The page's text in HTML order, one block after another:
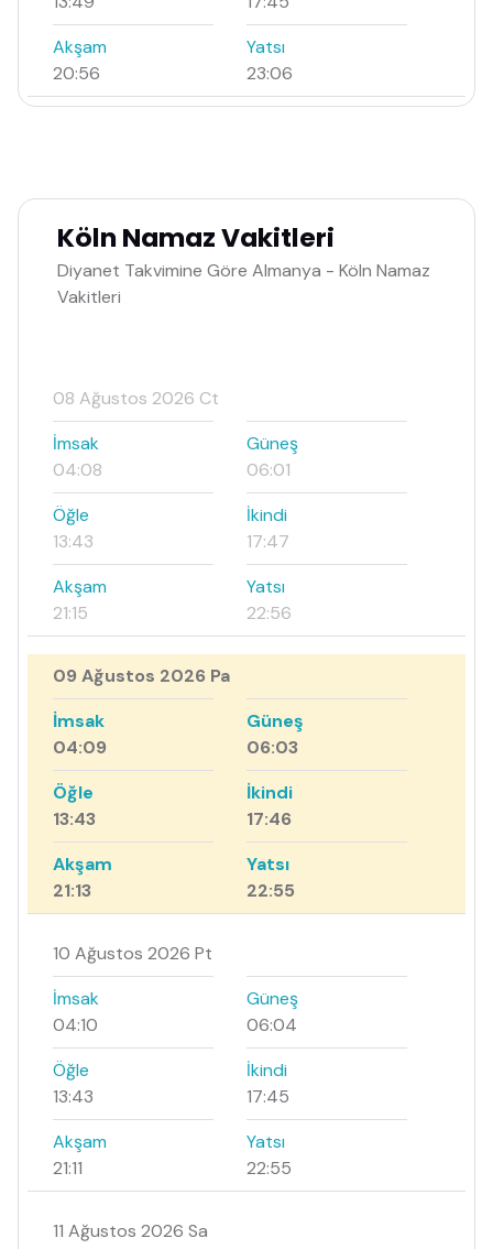
Akşam
20:56
Yatsı
23:06
Köln Namaz Vakitleri
Diyanet Takvimine Göre Almanya - Köln Namaz
Vakitleri
08 Ağustos 2026 Ct
İmsak
04:08
Güneş
06:01
Öğle
13:43
İkindi
17:47
Akşam
21:15
Yatsı
22:56
09 Ağustos 2026 Pa
İmsak
04:09
Güneş
06:03
Öğle
13:43
İkindi
17:46
Akşam
21:13
Yatsı
22:55
10 Ağustos 2026 Pt
İmsak
04:10
Güneş
06:04
Öğle
13:43
İkindi
17:45
Akşam
21:11
Yatsı
22:55
11 Ağustos 2026 Sa